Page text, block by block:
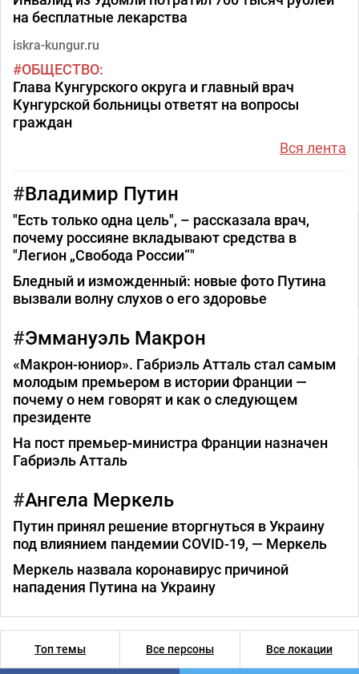
на бесплатные лекарства
iskra-kungur.ru
ОБЩЕСТВО
Глава Кунгурского округа и главный врач
Кунгурской больницы ответят на вопросы
граждан
Вся лента
Владимир Путин
"Есть только одна цель", – рассказала врач,
почему россияне вкладывают средства в
"Легион „Свобода России“"
Бледный и изможденный: новые фото Путина
вызвали волну слухов о его здоровье
Эммануэль Макрон
«Макрон-юниор». Габриэль Атталь стал самым
молодым премьером в истории Франции —
почему о нем говорят и как о следующем
президенте
На пост премьер-министра Франции назначен
Габриэль Атталь
Ангела Меркель
Путин принял решение вторгнуться в Украину
под влиянием пандемии COVID-19, — Меркель
Меркель назвала коронавирус причиной
нападения Путина на Украину
Топ темы Все персоны Все локации